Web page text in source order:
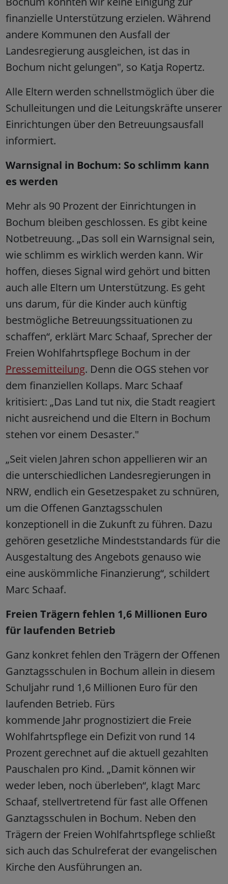
finanzielle Unterstützung erzielen. Während
andere Kommunen den Ausfall der
Landesregierung ausgleichen, ist das in
Bochum nicht gelungen", so Katja Ropertz.
Alle Eltern werden schnellstmöglich über die
Schulleitungen und die Leitungskräfte unserer
Einrichtungen über den Betreuungsausfall
informiert.
Warnsignal in Bochum: So schlimm kann
es werden
Mehr als 90 Prozent der Einrichtungen in
Bochum bleiben geschlossen. Es gibt keine
Notbetreuung. „Das soll ein Warnsignal sein,
wie schlimm es wirklich werden kann. Wir
hoffen, dieses Signal wird gehört und bitten
auch alle Eltern um Unterstützung. Es geht
uns darum, für die Kinder auch künftig
bestmögliche Betreuungssituationen zu
schaffen“, erklärt Marc Schaaf, Sprecher der
Freien Wohlfahrtspflege Bochum in der
Pressemitteilung. Denn die OGS stehen vor
dem finanziellen Kollaps. Marc Schaaf
kritisiert: „Das Land tut nix, die Stadt reagiert
nicht ausreichend und die Eltern in Bochum
stehen vor einem Desaster."
„Seit vielen Jahren schon appellieren wir an
die unterschiedlichen Landesregierungen in
NRW, endlich ein Gesetzespaket zu schnüren,
um die Offenen Ganztagsschulen
konzeptionell in die Zukunft zu führen. Dazu
gehören gesetzliche Mindeststandards für die
Ausgestaltung des Angebots genauso wie
eine auskömmliche Finanzierung“, schildert
Marc Schaaf.
Freien Trägern fehlen 1,6 Millionen Euro
für laufenden Betrieb
Ganz konkret fehlen den Trägern der Offenen
Ganztagsschulen in Bochum allein in diesem
Schuljahr rund 1,6 Millionen Euro für den
laufenden Betrieb. Fürs
kommende Jahr prognostiziert die Freie
Wohlfahrtspflege ein Defizit von rund 14
Prozent gerechnet auf die aktuell gezahlten
Pauschalen pro Kind. „Damit können wir
weder leben, noch überleben“, klagt Marc
Schaaf, stellvertretend für fast alle Offenen
Ganztagsschulen in Bochum. Neben den
Trägern der Freien Wohlfahrtspflege schließt
sich auch das Schulreferat der evangelischen
Kirche den Ausführungen an.